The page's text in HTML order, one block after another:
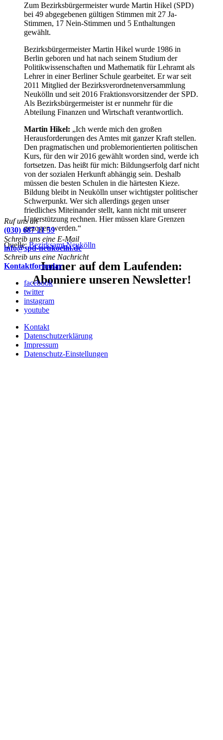
Zum Bezirksbürgermeister wurde Martin Hikel (SPD)
bei 49 abgegebenen gültigen Stimmen mit 27 Ja-
Stimmen, 17 Nein-Stimmen und 5 Enthaltungen
gewählt.
Bezirksbürgermeister Martin Hikel wurde 1986 in
Berlin geboren und hat nach seinem Studium der
Politikwissenschaften und Mathematik für Lehramt als
Lehrer in einer Berliner Schule gearbeitet. Er war seit
2011 Mitglied der Bezirksverordnetenversammlung
Neukölln und seit 2016 Fraktionsvorsitzender der SPD.
Als Bezirksbürgermeister ist er nunmehr für die
Abteilung Finanzen und Wirtschaft verantwortlich.
Martin Hikel: „Ich werde mich den großen
Herausforderungen des Amtes mit ganzer Kraft stellen.
Den pragmatischen und problemorientierten politischen
Kurs, für den wir 2016 gewählt worden sind, werde ich
fortsetzen. Das heißt für mich: Bildungserfolg darf nicht
von der sozialen Herkunft abhängig sein. Deshalb
müssen die besten Schulen in die härtesten Kieze.
Bildung bleibt in Neukölln unser wichtigster politischer
Schwerpunkt. Wer sich allerdings gegen unser
friedliches Miteinander stellt, kann nicht mit unserer
Unterstützung rechnen. Hier müssen klare Grenzen
gezogen werden.“
Quelle:Bezirksamt Neukölln
Immer auf dem Laufenden:
Abonniere unseren Newsletter!
Ruf uns an
(030) 687 21 59
Schreib uns eine E-Mail
info@spd-neukoelln.de
Schreib uns eine Nachricht
Kontaktformular
facebook
twitter
instagram
youtube
Kontakt
Datenschutzerklärung
Impressum
Datenschutz-Einstellungen